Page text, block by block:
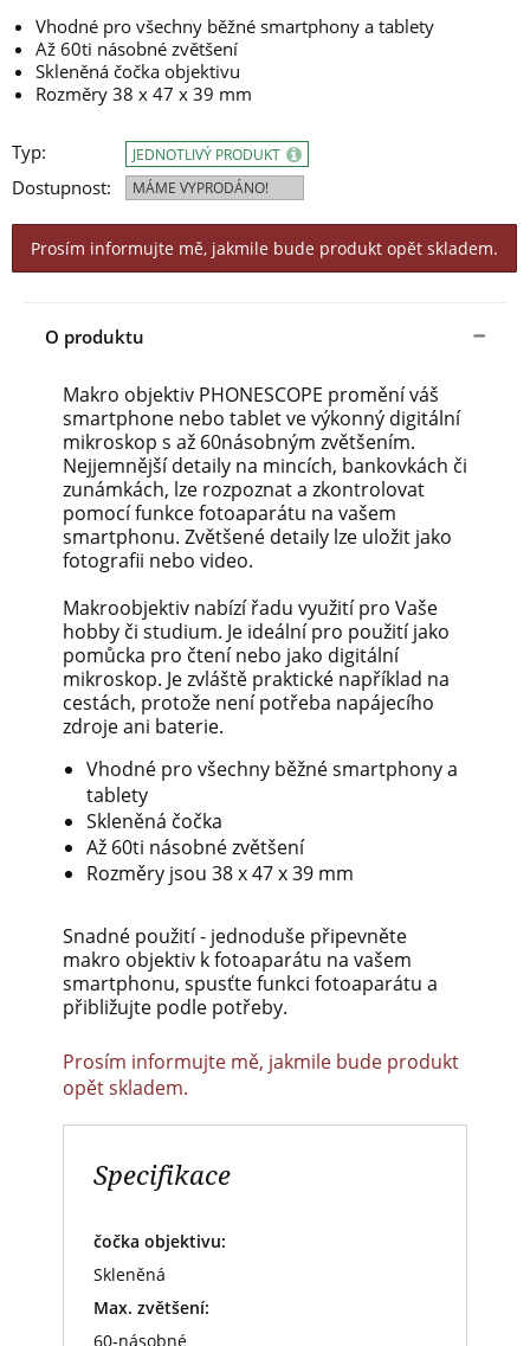
Vhodné pro všechny běžné smartphony a tablety
Až 60ti násobné zvětšení
Skleněná čočka objektivu
Rozměry 38 x 47 x 39 mm
Typ:
Dostupnost:
JEDNOTLIVÝ PRODUKT
MÁME VYPRODÁNO!
Prosím informujte mě, jakmile bude produkt opět skladem.
O produktu
Makro objektiv PHONESCOPE promění váš
smartphone nebo tablet ve výkonný digitální
mikroskop s až 60násobným zvětšením.
Nejjemnější detaily na mincích, bankovkách či
zunámkách, lze rozpoznat a zkontrolovat
pomocí funkce fotoaparátu na vašem
smartphonu. Zvětšené detaily lze uložit jako
fotografii nebo video.
Makroobjektiv nabízí řadu využití pro Vaše
hobby či studium. Je ideální pro použití jako
pomůcka pro čtení nebo jako digitální
mikroskop. Je zvláště praktické například na
cestách, protože není potřeba napájecího
zdroje ani baterie.
Vhodné pro všechny běžné smartphony a
tablety
Skleněná čočka
Až 60ti násobné zvětšení
Rozměry jsou 38 x 47 x 39 mm
Snadné použití - jednoduše připevněte
makro objektiv k fotoaparátu na vašem
smartphonu, spusťte funkci fotoaparátu a
přibližujte podle potřeby.
Prosím informujte mě, jakmile bude produkt
opět skladem.
Specifikace
čočka objektivu:
Skleněná
Max. zvětšení:
60-násobné